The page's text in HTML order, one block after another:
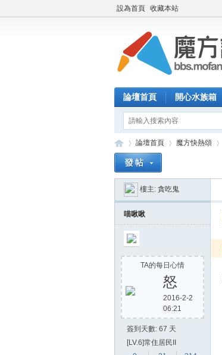
設為首頁 收藏本站
論壇首頁 開心水族箱
方
»
論壇首頁
›
魔方快熱頌
樓主: 貪吃鬼
喵啾啾
TA的每日心情
怒
2016-2-2
06:21
簽到天數: 67 天
[LV.6]常住居民II